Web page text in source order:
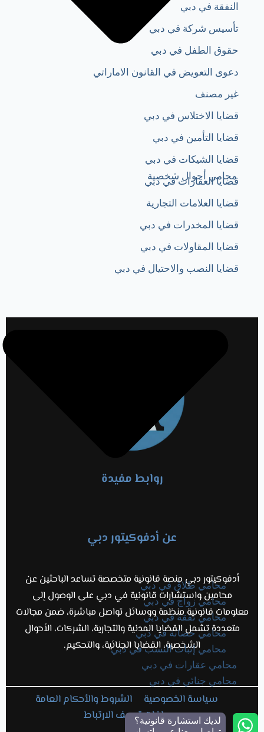
محامي أحوال شخصية
محامي طلاق في دبي
محامي زواج في دبي
محامي نفقة في دبي
محامي حضانة في دبي
محامي إثبات النسب في دبي
محامي عقارات في دبي
محامي جنائي في دبي
النفقة في دبي
تأسيس شركة في دبي
حقوق الطفل في دبي
دعوى التعويض في القانون الاماراتي
غير مصنف
قضايا الاختلاس في دبي
قضايا التأمين في دبي
قضايا الشيكات في دبي
قضايا العقارات في دبي
قضايا العلامات التجارية
قضايا المخدرات في دبي
قضايا المقاولات في دبي
قضايا النصب والاحتيال في دبي
روابط مفيدة
عن أدفوكيتور دبي
أدفوكيتور دبي منصة قانونية متخصصة تساعد الباحثين عن
محامين واستشارات قانونية في دبي على الوصول إلى
معلومات قانونية منظمة ووسائل تواصل مباشرة، ضمن مجالات
متعددة تشمل القضايا المدنية والتجارية، الشركات، الأحوال
الشخصية، القضايا الجنائية، والتحكيم.
سياسة الخصوصية
الشروط والأحكام العامة
ملفات تعريف الارتباطلديك استشارة قانونية؟